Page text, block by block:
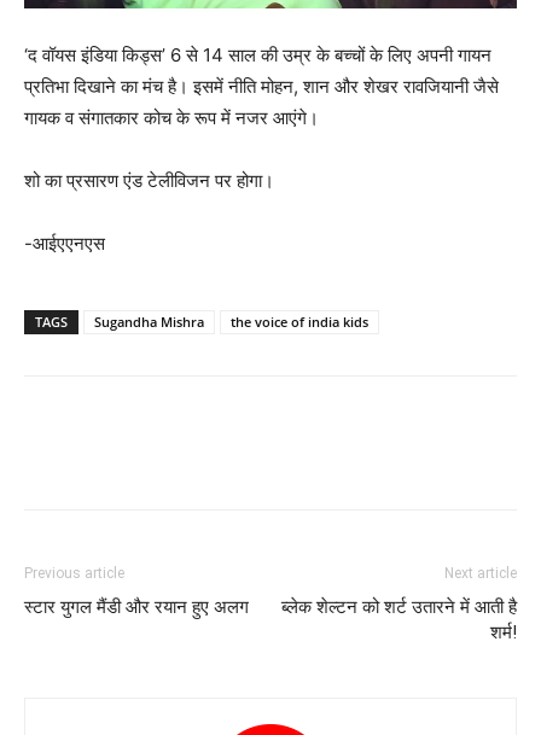
‘द वॉयस इंडिया किड्स’ 6 से 14 साल की उम्र के बच्चों के लिए अपनी गायन
प्रतिभा दिखाने का मंच है। इसमें नीति मोहन, शान और शेखर रावजियानी जैसे
गायक व संगातकार कोच के रूप में नजर आएंगे।
शो का प्रसारण एंड टेलीविजन पर होगा।
-आईएएनएस
TAGS Sugandha Mishra the voice of india kids
Previous article
स्टार युगल मैंडी और रयान हुए अलग
Next article
ब्लेक शेल्टन को शर्ट उतारने में आती है
शर्म!